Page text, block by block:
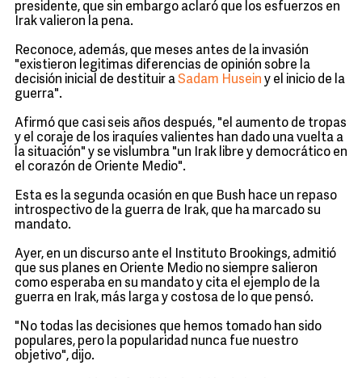
presidente, que sin embargo aclaró que los esfuerzos en
Irak valieron la pena.
Reconoce, además, que meses antes de la invasión
"existieron legitimas diferencias de opinión sobre la
decisión inicial de destituir aSadam Husein y el inicio de la
guerra".
Afirmó que casi seis años después, "el aumento de tropas
y el coraje de los iraquíes valientes han dado una vuelta a
la situación" y se vislumbra "un Irak libre y democrático en
el corazón de Oriente Medio".
Esta es la segunda ocasión en que Bush hace un repaso
introspectivo de la guerra de Irak, que ha marcado su
mandato.
Ayer, en un discurso ante el Instituto Brookings, admitió
que sus planes en Oriente Medio no siempre salieron
como esperaba en su mandato y cita el ejemplo de la
guerra en Irak, más larga y costosa de lo que pensó.
"No todas las decisiones que hemos tomado han sido
populares, pero la popularidad nunca fue nuestro
objetivo", dijo.